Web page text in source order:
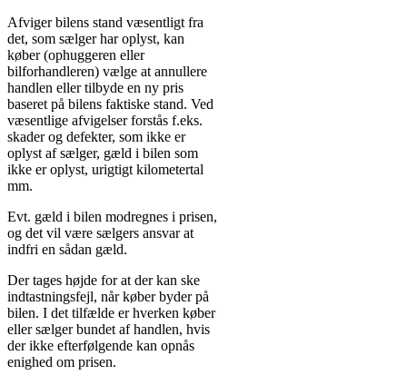
Afviger bilens stand væsentligt fra
det, som sælger har oplyst, kan
køber (ophuggeren eller
bilforhandleren) vælge at annullere
handlen eller tilbyde en ny pris
baseret på bilens faktiske stand. Ved
væsentlige afvigelser forstås f.eks.
skader og defekter, som ikke er
oplyst af sælger, gæld i bilen som
ikke er oplyst, urigtigt kilometertal
mm.
Evt. gæld i bilen modregnes i prisen,
og det vil være sælgers ansvar at
indfri en sådan gæld.
Der tages højde for at der kan ske
indtastningsfejl, når køber byder på
bilen. I det tilfælde er hverken køber
eller sælger bundet af handlen, hvis
der ikke efterfølgende kan opnås
enighed om prisen.